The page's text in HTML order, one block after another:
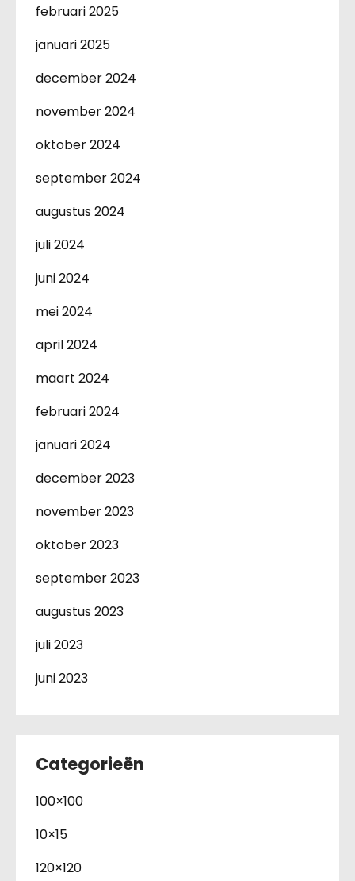
februari 2025
januari 2025
december 2024
november 2024
oktober 2024
september 2024
augustus 2024
juli 2024
juni 2024
mei 2024
april 2024
maart 2024
februari 2024
januari 2024
december 2023
november 2023
oktober 2023
september 2023
augustus 2023
juli 2023
juni 2023
Categorieën
100×100
10×15
120×120